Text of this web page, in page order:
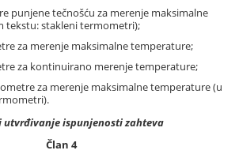
punjene tečnošću za merenje maksimalne
tekstu: stakleni termometri);
za merenje maksimalne temperature;
za kontinuirano merenje temperature;
za merenje maksimalne temperature (u
utvrđivanje ispunjenosti zahteva
Član 4